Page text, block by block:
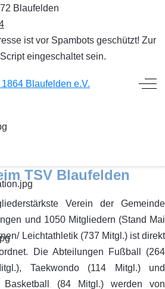
Blaufelden
ist vor Spambots geschützt! Zur
eingeschaltet sein.
Off-
TSV Blaufelden
Verein der Gemeinde
und 1050 Mitgliedern (Stand Mai
Leichtathletik (737 Mitgl.) ist direkt
Die Abteilungen Fußball (264
Taekwondo (114 Mitgl.) und
Basketball (84 Mitgl.) werden von